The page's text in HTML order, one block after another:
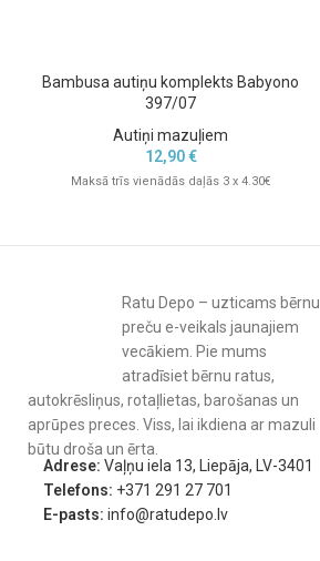
Bambusa autiņu komplekts Babyono
397/07
Autiņi mazuļiem
12,90€
Maksā trīs vienādās daļās 3 x 4.30€
Ratu Depo – uzticams bērnu
preču e-veikals jaunajiem
vecākiem. Pie mums
atradīsiet bērnu ratus,
autokrēsliņus, rotaļlietas, barošanas un
aprūpes preces. Viss, lai ikdiena ar mazuli
būtu droša un ērta.
Adrese: Vaļņu iela 13, Liepāja, LV-3401
Telefons: +371 291 27 701
E-pasts: info@ratudepo.lv